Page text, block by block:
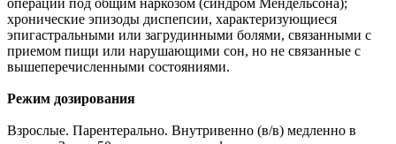
хронические эпизоды диспепсии, характеризующиеся
эпигастральными или загрудинными болями, связанными с
приемом пищи или нарушающими сон, но не связанные с
вышеперечисленными состояниями.
Режим дозирования
Взрослые. Парентерально. Внутривенно (в/в) медленно в